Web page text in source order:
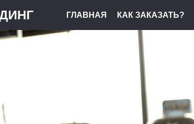
ГЛАВНАЯ КАК ЗАКАЗАТЬ?